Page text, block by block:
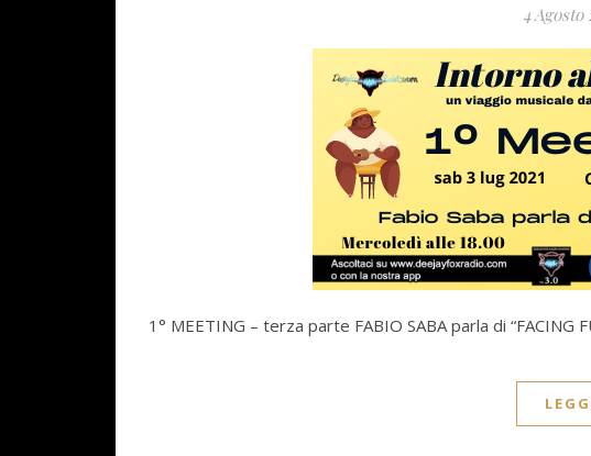
4 Agosto
1° MEETING – terza parte FABIO SABA parla di “FACING